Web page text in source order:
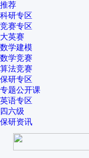
推荐
科研专区
竞赛专区
大英赛
数学建模
数学竞赛
算法竞赛
保研专区
专题公开课
英语专区
四六级
保研资讯